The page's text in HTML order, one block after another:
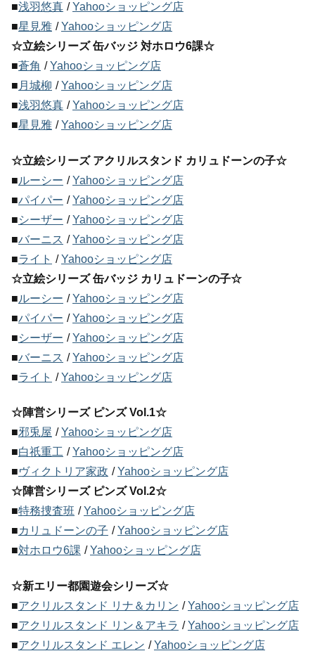
■浅羽悠真 /Yahooショッピング店
■星見雅 /Yahooショッピング店
☆立絵シリーズ 缶バッジ 対ホロウ6課☆
■蒼角 /Yahooショッピング店
■月城柳 /Yahooショッピング店
■浅羽悠真 /Yahooショッピング店
■星見雅 /Yahooショッピング店
☆立絵シリーズ アクリルスタンド カリュドーンの子☆
■ルーシー /Yahooショッピング店
■パイパー /Yahooショッピング店
■シーザー /Yahooショッピング店
■バーニス /Yahooショッピング店
■ライト /Yahooショッピング店
☆立絵シリーズ 缶バッジ カリュドーンの子☆
■ルーシー /Yahooショッピング店
■パイパー /Yahooショッピング店
■シーザー /Yahooショッピング店
■バーニス /Yahooショッピング店
■ライト /Yahooショッピング店
☆陣営シリーズ ピンズ Vol.1☆
■邪兎屋 /Yahooショッピング店
■白祇重工 /Yahooショッピング店
■ヴィクトリア家政 /Yahooショッピング店
☆陣営シリーズ ピンズ Vol.2☆
■特務捜査班 /Yahooショッピング店
■カリュドーンの子 /Yahooショッピング店
■対ホロウ6課 /Yahooショッピング店
☆新エリー都園遊会シリーズ☆
■アクリルスタンド リナ＆カリン /Yahooショッピング店
■アクリルスタンド リン＆アキラ /Yahooショッピング店
■アクリルスタンド エレン /Yahooショッピング店